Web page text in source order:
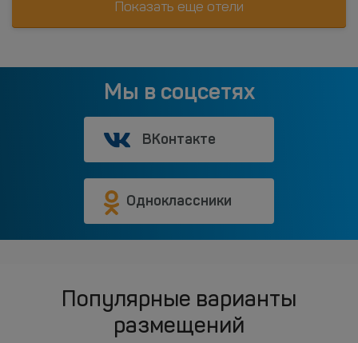
Показать еще отели
Мы в соцсетях
ВКонтакте
Одноклассники
Популярные варианты
размещений